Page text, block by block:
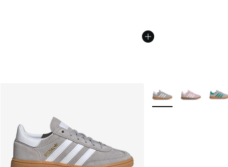
Meer kleuren